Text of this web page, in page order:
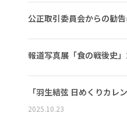
公正取引委員会からの勧
報道写真展「食の戦後史
「羽生結弦 日めくりカレ
2025.10.23